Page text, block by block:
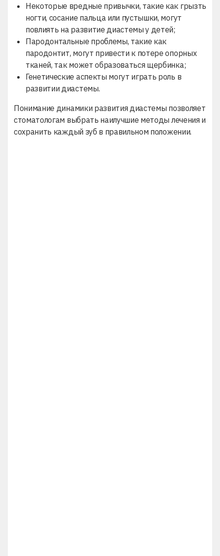
Некоторые вредные привычки, такие как грызть
ногти, сосание пальца или пустышки, могут
повлиять на развитие диастемы у детей;
Пародонтальные проблемы, такие как
пародонтит, могут привести к потере опорных
тканей, так может образоваться щербинка;
Генетические аспекты могут играть роль в
развитии диастемы.
Понимание динамики развития диастемы позволяет
стоматологам выбрать наилучшие методы лечения и
сохранить каждый зуб в правильном положении.